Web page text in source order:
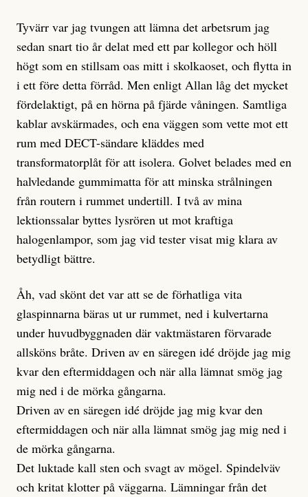
Tyvärr var jag tvungen att lämna det arbetsrum jag
sedan snart tio år delat med ett par kollegor och höll
högt som en stillsam oas mitt i skolkaoset, och flytta in
i ett före detta förråd. Men enligt Allan låg det mycket
fördelaktigt, på en hörna på fjärde våningen. Samtliga
kablar avskärmades, och ena väggen som vette mot ett
rum med DECT-sändare kläddes med
transformatorplåt för att isolera. Golvet belades med en
halvledande gummimatta för att minska strålningen
från routern i rummet undertill. I två av mina
lektionssalar byttes lysrören ut mot kraftiga
halogenlampor, som jag vid tester visat mig klara av
betydligt bättre.
Åh, vad skönt det var att se de förhatliga vita
glaspinnarna bäras ut ur rummet, ned i kulvertarna
under huvudbyggnaden där vaktmästaren förvarade
allsköns bråte. Driven av en säregen idé dröjde jag mig
kvar den eftermiddagen och när alla lämnat smög jag
mig ned i de mörka gångarna.
Driven av en säregen idé dröjde jag mig kvar den
eftermiddagen och när alla lämnat smög jag mig ned i
de mörka gångarna.
Det luktade kall sten och svagt av mögel. Spindelväv
och kritat klotter på väggarna. Lämningar från det